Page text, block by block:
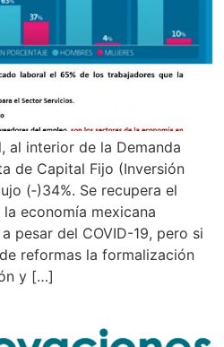
al interior de la Demanda
de Capital Fijo (Inversión
(‑)34%. Se recupera el
economía mexicana
pesar del COVID-19, pero si
reformas la formalización
y […]